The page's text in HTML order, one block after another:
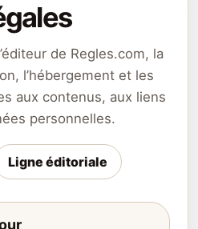
de Regles.com, la
l’hébergement et les
aux contenus, aux liens
personnelles.
Ligne éditoriale